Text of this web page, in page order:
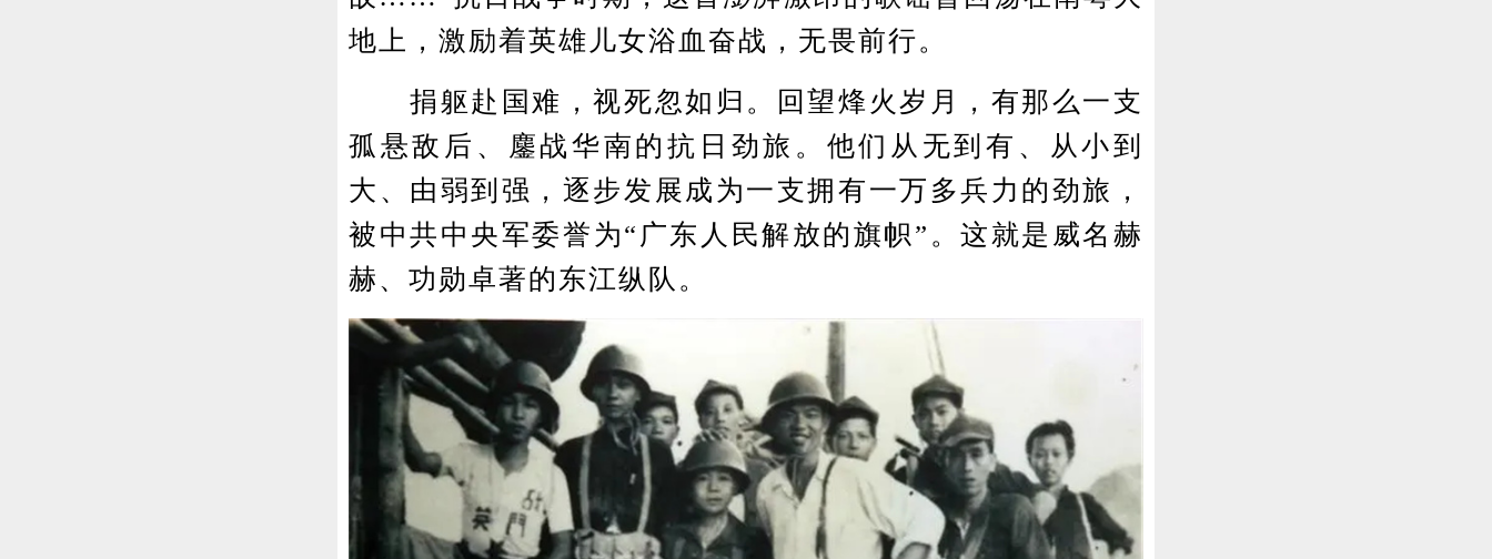
地上，激励着英雄儿女浴血奋战，无畏前行。
捐躯赴国难，视死忽如归。回望烽火岁月，有那么一支
孤悬敌后、鏖战华南的抗日劲旅。他们从无到有、从小到
大、由弱到强，逐步发展成为一支拥有一万多兵力的劲旅，
被中共中央军委誉为“广东人民解放的旗帜”。这就是威名赫
赫、功勋卓著的东江纵队。